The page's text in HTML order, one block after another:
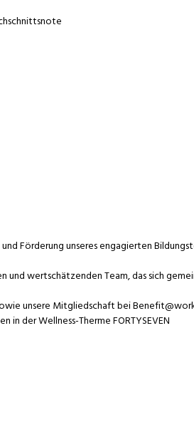
Förderung unseres engagierten
wertschätzenden Team, das sich
unsere Mitgliedschaft bei
der Wellness-Therme FORTYSEVEN